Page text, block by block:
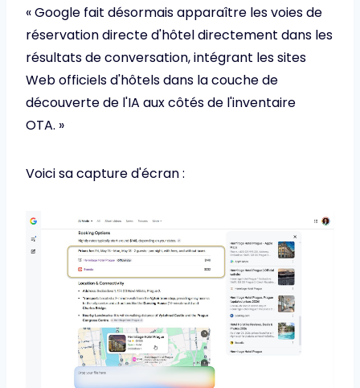
« Google fait désormais apparaître les voies de
réservation directe d'hôtel directement dans les
résultats de conversation, intégrant les sites
Web officiels d'hôtels dans la couche de
découverte de l'IA aux côtés de l'inventaire
OTA. »
Voici sa capture d'écran :